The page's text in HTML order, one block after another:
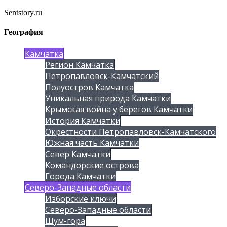
Sentstory.ru
География
Камчатка
Регион Камчатка
Петропавловск-Камчатский
Полуостров Камчатка
Уникальная природа Камчатки
Крымская война у берегов Камчатки
История Камчатки
Окрестности Петропавловск-Камчатского
Южная часть Камчатки
Север Камчатки
Командорские острова
Города Камчатки
Северо-Западные области
Изборские ключи
Северо-Западные области
Шум-гора